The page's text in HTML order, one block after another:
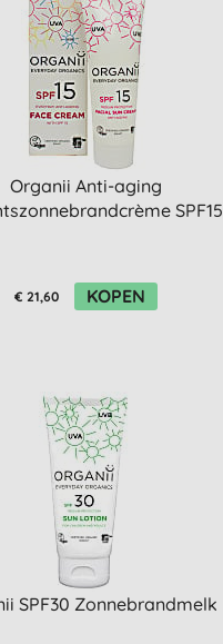
Organii Anti-aging
SPF15
€ 21,60 KOPEN
SPF30 Zonnebrandmelk